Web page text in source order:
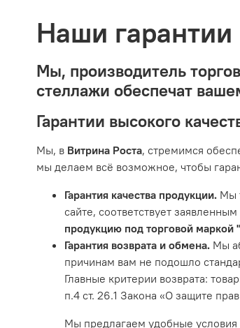
Наши гарантии
Мы, производитель
стеллажи обеспечат
Гарантии высокого
Мы, в Витрина Роста, стремимся
мы делаем всё возможное, чтобы
Гарантия качества продукции. Мы
сайте, соответствует
продукцию под торговой маркой
Гарантия возврата и обмена. Мы
причинам вам не подошло
Главные критерии возврата:
п.4 ст. 26.1 Закона «О защите
Мы предлагаем удобные